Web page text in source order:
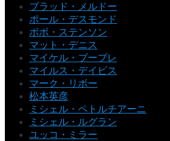
ブラッド・メルドー
ポール・デスモンド
ボボ・ステンソン
マット・デニス
マイケル・ブーブレ
マイルス・デイビス
マーク・リボー
松本英彦
ミシェル・ペトルチアーニ
ミシェル・ルグラン
ユッコ・ミラー